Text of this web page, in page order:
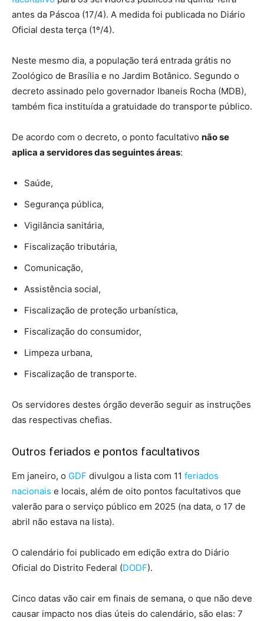
antes da Páscoa (17/4). A medida foi publicada no Diário
Oficial desta terça (1º/4).
Neste mesmo dia, a população terá entrada grátis no
Zoológico de Brasília e no Jardim Botânico. Segundo o
decreto assinado pelo governador Ibaneis Rocha (MDB),
também fica instituída a gratuidade do transporte público.
De acordo com o decreto, o ponto facultativo não se
aplica a servidores das seguintes áreas:
Saúde,
Segurança pública,
Vigilância sanitária,
Fiscalização tributária,
Comunicação,
Assistência social,
Fiscalização de proteção urbanística,
Fiscalização do consumidor,
Limpeza urbana,
Fiscalização de transporte.
Os servidores destes órgão deverão seguir as instruções
das respectivas chefias.
Outros feriados e pontos facultativos
Em janeiro, o GDF divulgou a lista com 11 feriados
nacionais e locais, além de oito pontos facultativos que
valerão para o serviço público em 2025 (na data, o 17 de
abril não estava na lista).
O calendário foi publicado em edição extra do Diário
Oficial do Distrito Federal (DODF).
Cinco datas vão cair em finais de semana, o que não deve
causar impacto nos dias úteis do calendário, são elas: 7